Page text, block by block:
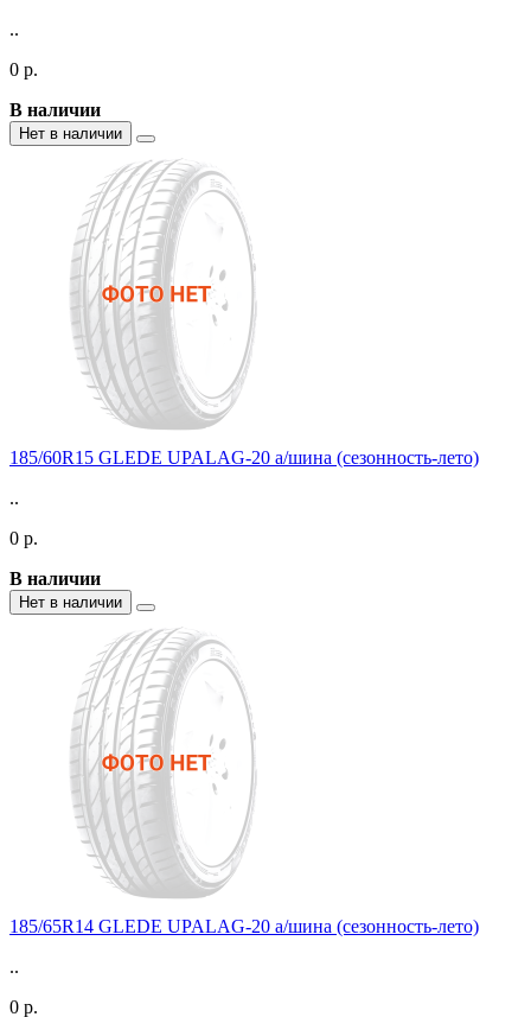
..
0 р.
В наличии
Нет в наличии
185/60R15 GLEDE UPALAG-20 а/шина (сезонность-лето)
..
0 р.
В наличии
Нет в наличии
185/65R14 GLEDE UPALAG-20 а/шина (сезонность-лето)
..
0 р.